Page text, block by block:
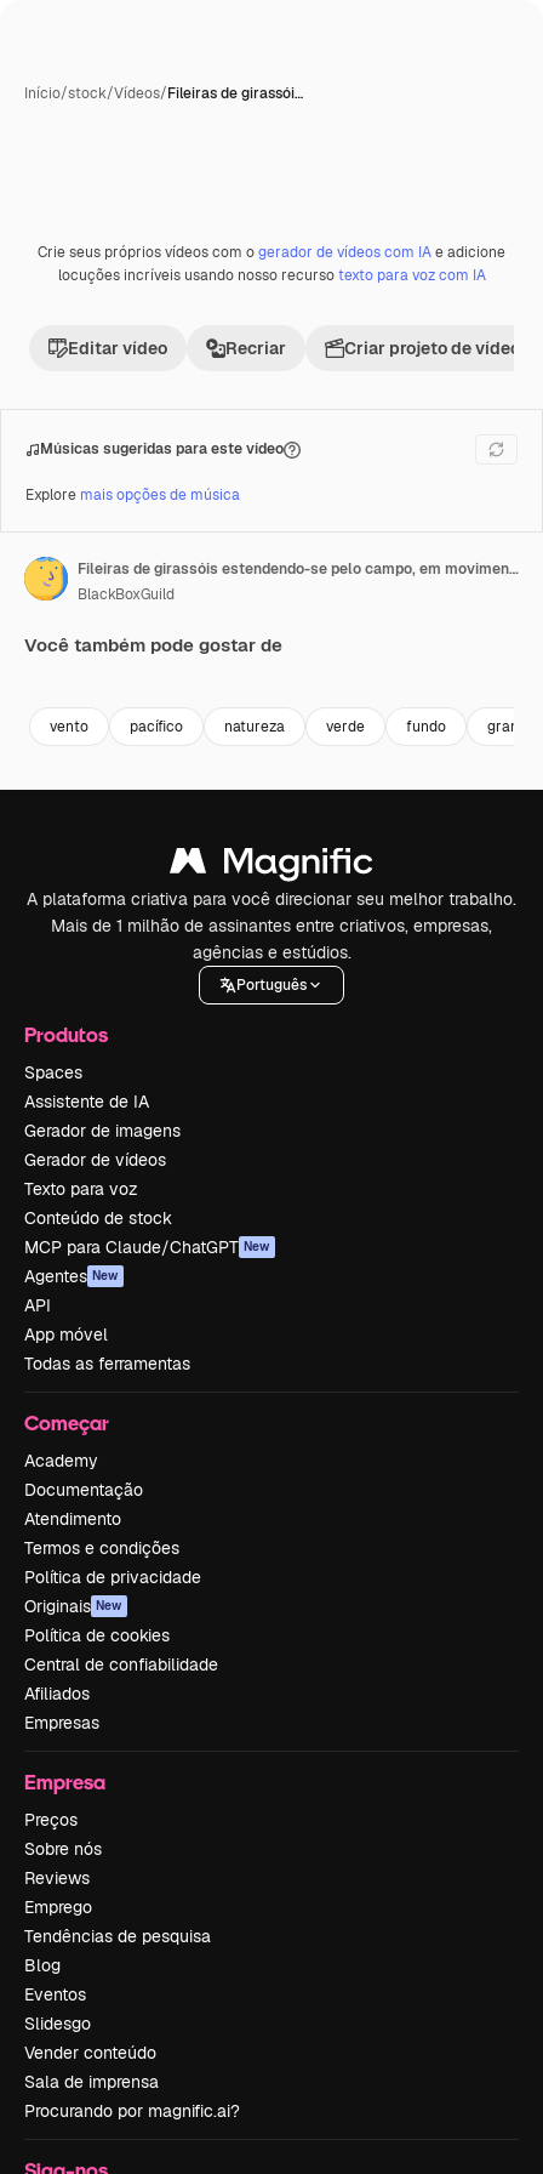
Início/stock/Vídeos/Fileiras de girassói…
Premium
Crie seus próprios vídeos com ogerador de vídeos com IAe adicione
locuções incríveis usando nosso recursotexto para voz com IA
Editar vídeo Recriar Criar projeto de vídeo
Músicas sugeridas para este vídeo
Explore mais opções de música
Fileiras de girassóis estendendo-se pelo campo, em movimento aéreo da direita para a esquerda.
BlackBoxGuild
Você também pode gostar de
vento pacífico natureza verde fundo grande
A plataforma criativa para você direcionar seu melhor trabalho.
Mais de 1 milhão de assinantes entre criativos, empresas,
agências e estúdios.
Português
Produtos
Spaces
Assistente de IA
Gerador de imagens
Gerador de vídeos
Texto para voz
Conteúdo de stock
MCP para Claude/ChatGPT New
Agentes New
API
App móvel
Todas as ferramentas
Começar
Academy
Documentação
Atendimento
Termos e condições
Política de privacidade
Originais New
Política de cookies
Central de confiabilidade
Afiliados
Empresas
Empresa
Preços
Sobre nós
Reviews
Emprego
Tendências de pesquisa
Blog
Eventos
Slidesgo
Vender conteúdo
Sala de imprensa
Procurando por magnific.ai?